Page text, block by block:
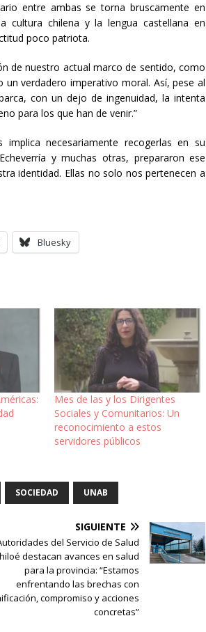
entre ambas se torna bruscamente en
cultura chilena y la lengua castellana en
poco patriota.
de nuestro actual marco de sentido, como
verdadero imperativo moral. Así, pese al
con un dejo de ingenuidad, la intenta
para los que han de venir.”
necesariamente recogerlas en su
y muchas otras, prepararon ese
identidad. Ellas no solo nos pertenecen a
Bluesky
Mes de las y los Dirigentes
Sociales y Comunitarios: Un
reconocimiento a estos
servidores públicos
SOCIEDAD UNAB
SIGUIENTE
del Servicio de Salud
destacan avances en salud
para la provincia: “Estamos
enfrentando las brechas con
compromiso y acciones
concretas”